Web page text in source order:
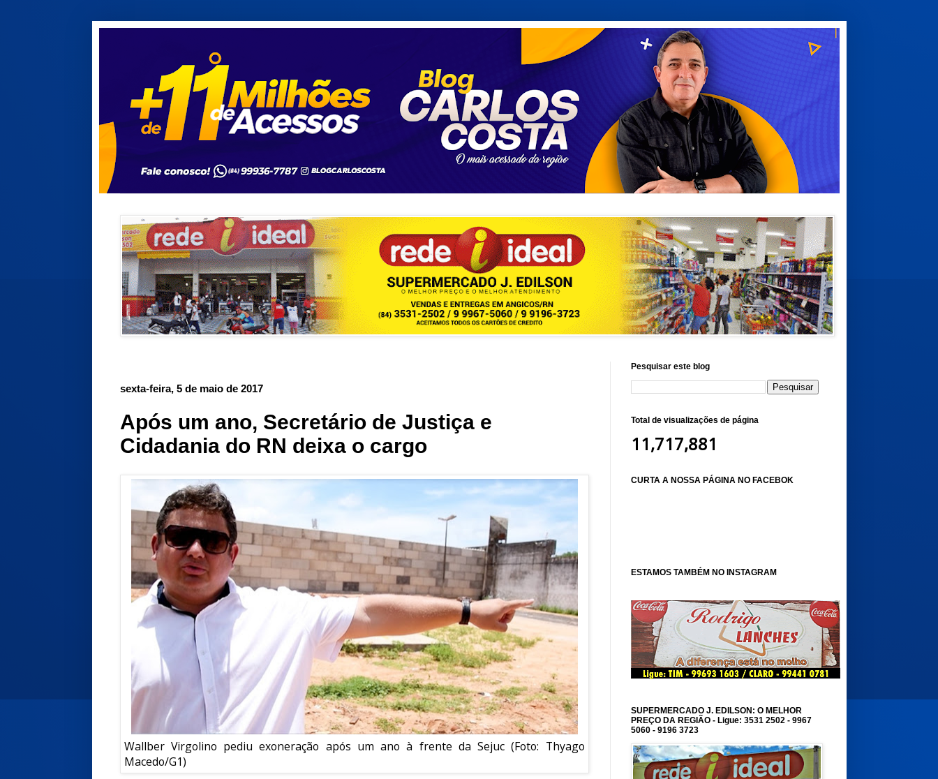
sexta-feira, 5 de maio de 2017
Após um ano, Secretário de Justiça e
Cidadania do RN deixa o cargo
Wallber Virgolino pediu exoneração após um ano à frente da Sejuc (Foto: Thyago
Macedo/G1)
Pesquisar este blog
Total de visualizações de página
11,717,881
CURTA A NOSSA PÁGINA NO FACEBOK
ESTAMOS TAMBÉM NO INSTAGRAM
SUPERMERCADO J. EDILSON: O MELHOR
PREÇO DA REGIÃO - Ligue: 3531 2502 - 9967
5060 - 9196 3723